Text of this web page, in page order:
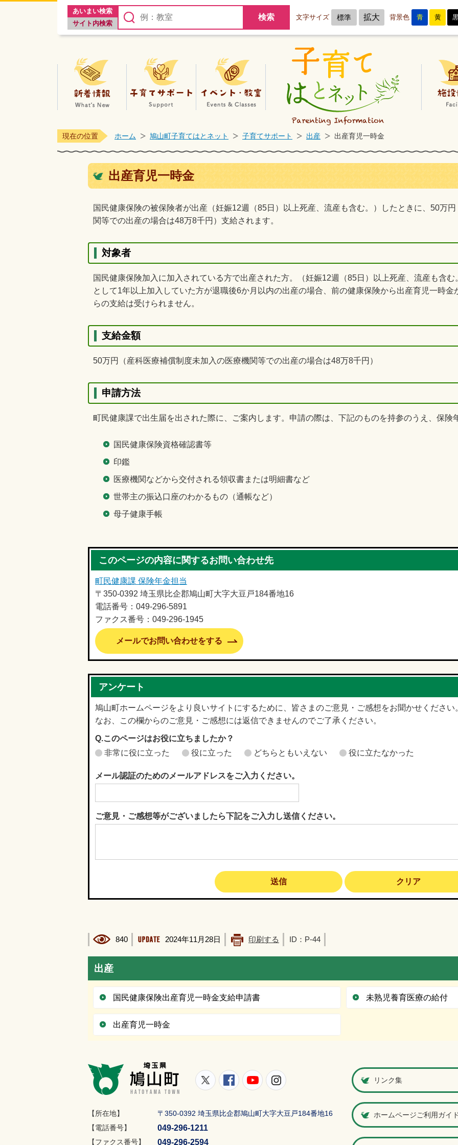
あいまい検索
サイト内検索
文字サイズ 標準 拡大 背景色 青 黄
新着情報 子育てサポート イベント・教室
現在の位置 ホーム 鳩山町子育てはとネット 子育てサポート 出産 出産育児一時金
出産育児一時金
国民健康保険の被保険者が出産（妊娠12週（85日）以上死産、流産も含む。）したときに、50万
関等での出産の場合は48万8千円）支給されます。
対象者
国民健康保険加入に加入されている方で出産された方。（妊娠12週（85日）以上死産、流産も含
として1年以上加入していた方が退職後6か月以内の出産の場合、前の健康保険から出産育児一時
らの支給は受けられません。
支給金額
50万円（産科医療補償制度未加入の医療機関等での出産の場合は48万8千円）
申請方法
町民健康課で出生届を出された際に、ご案内します。申請の際は、下記のものを持参のうえ、保険
国民健康保険資格確認書等
印鑑
医療機関などから交付される領収書または明細書など
世帯主の振込口座のわかるもの（通帳など）
母子健康手帳
このページの内容に関するお問い合わせ先
町民健康課 保険年金担当
〒350-0392 埼玉県比企郡鳩山町大字大豆戸184番地16
電話番号：049-296-5891
ファクス番号：049-296-1945
メールでお問い合わせをする
アンケート
鳩山町ホームページをより良いサイトにするために、皆さまのご意見・ご感想をお聞かせください
なお、この欄からのご意見・ご感想には返信できませんのでご了承ください。
Q.このページはお役に立ちましたか？
非常に役に立った
役に立った どちらともいえない 役に立たなかった
メール認証のためのメールアドレスをご入力ください。
ご意見・ご感想等がございましたら下記をご入力し送信ください。
840 2024年11月28日 印刷する ID：P-44
出産
国民健康保険出産育児一時金支給申請書 未熟児養育医療の給付
出産育児一時金
鳩山町
鳩山町公式Twitter
鳩山町公式Facebook
鳩山町公式YouTube
鳩山町公式Instagram
【所在地】
〒350-0392 埼玉県比企郡鳩山町大字大豆戸184番地16
【電話番号】
049-296-1211
【ファクス番号】 049-296-2594
リンク集
ホームページご利用ガイ